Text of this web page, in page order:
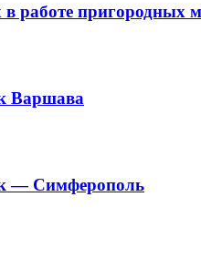
работе пригородных
Варшава
— Симферополь